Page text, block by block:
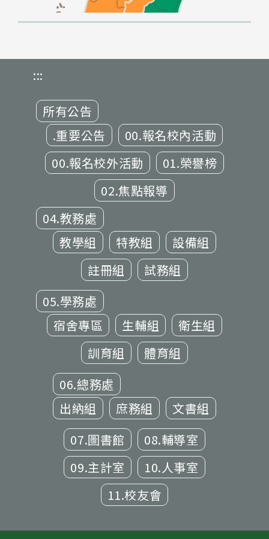
:::
所有公告
.重要公告
00.報名校內活動
00.報名校外活動
01.榮譽榜
02.焦點報導
04.教務處
教學組
特教組
設備組
註冊組
試務組
05.學務處
宿舍專區
生輔組
衛生組
訓育組
體育組
06.總務處
出納組
庶務組
文書組
07.圖書館
08.輔導室
09.主計室
10.人事室
11.校友會